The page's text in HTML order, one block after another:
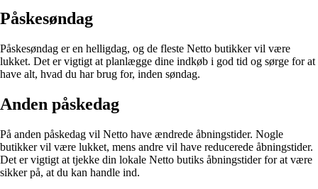
Påskesøndag
Påskesøndag er en helligdag, og de fleste Netto butikker vil være
lukket. Det er vigtigt at planlægge dine indkøb i god tid og sørge for at
have alt, hvad du har brug for, inden søndag.
Anden påskedag
På anden påskedag vil Netto have ændrede åbningstider. Nogle
butikker vil være lukket, mens andre vil have reducerede åbningstider.
Det er vigtigt at tjekke din lokale Netto butiks åbningstider for at være
sikker på, at du kan handle ind.